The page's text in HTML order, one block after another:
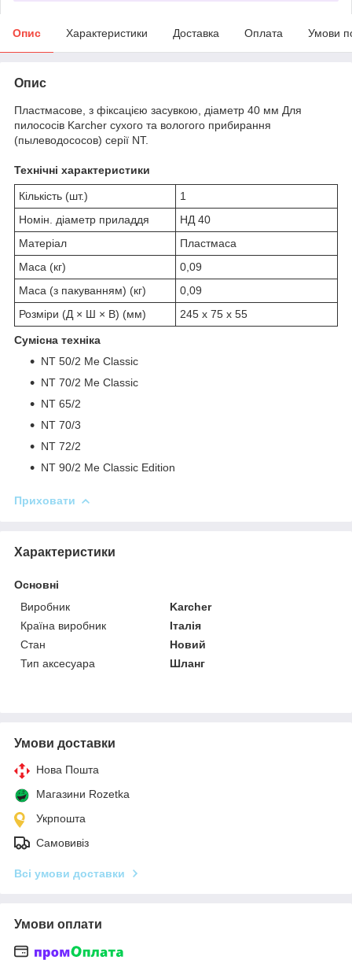
Опис Характеристики Доставка Оплата Умови
Опис
Пластмасове, з фіксацією засувкою, діаметр 40 мм Для
пилососів Karcher сухого та вологого прибирання
(пылеводососов) серії NT.
Технічні характеристики
Кількість (шт.)
1
Номін. діаметр приладдя
НД 40
Матеріал
Пластмаса
Маса (кг)
0,09
Маса (з пакуванням) (кг)
0,09
Розміри (Д × Ш × В) (мм)
245 x 75 x 55
Сумісна техніка
NT 50/2 Me Classic
NT 70/2 Me Classic
NT 65/2
NT 70/3
NT 72/2
NT 90/2 Me Classic Edition
Приховати
Характеристики
Основні
Виробник
Karcher
Країна виробник
Італія
Стан
Новий
Тип аксесуара
Шланг
Умови доставки
Нова Пошта
Магазини Rozetka
Укрпошта
Самовивіз
Всі умови доставки
Умови оплати